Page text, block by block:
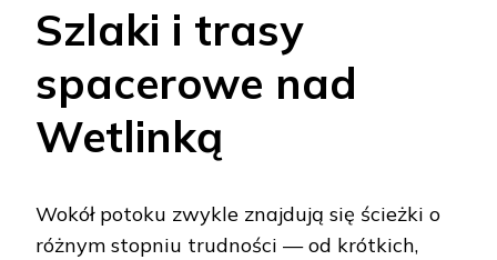
Szlaki i trasy
spacerowe nad
Wetlinką
Wokół potoku zwykle znajdują się ścieżki o
różnym stopniu trudności — od krótkich,